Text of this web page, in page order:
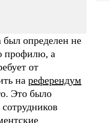
определен не
профилю, а
от
на референдум
Это было